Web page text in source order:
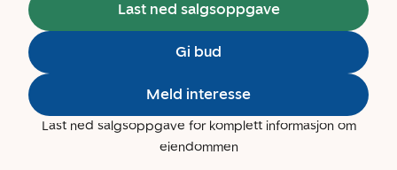
Last ned salgsoppgave
Gi bud
Meld interesse
Last ned salgsoppgave for komplett informasjon om
eiendommen